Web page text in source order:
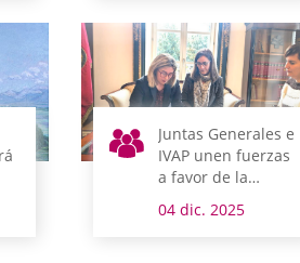
Juntas Generales e
IVAP unen fuerzas
a favor de la
lingüística en el
04 dic. 2025